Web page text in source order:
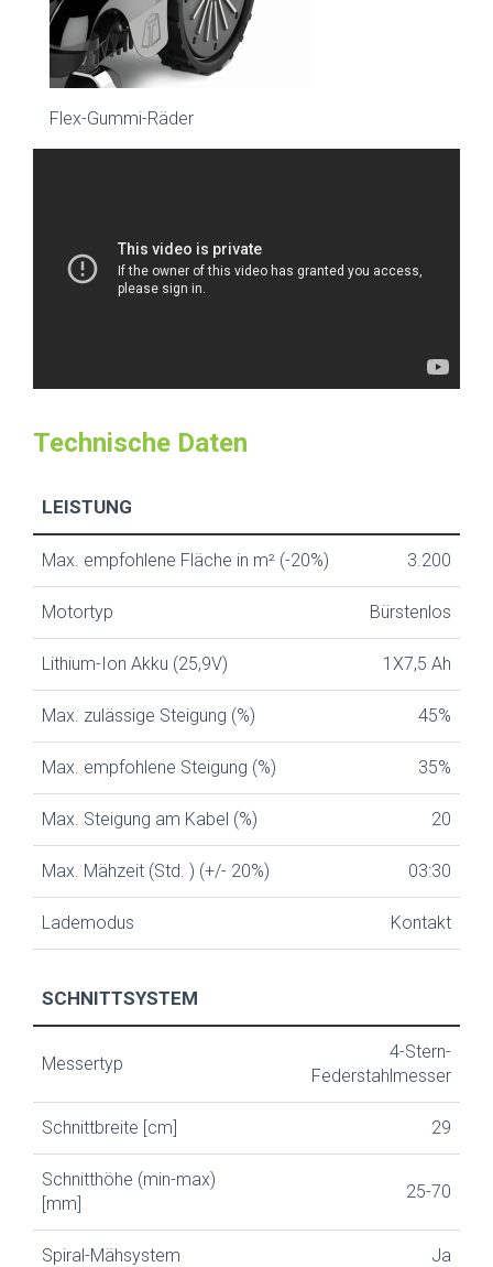
Flex-Gummi-Räder
Technische Daten
LEISTUNG
Max. empfohlene Fläche in m² (-20%) 3.200
Motortyp Bürstenlos
Lithium-Ion Akku (25,9V) 1X7,5 Ah
Max. zulässige Steigung (%) 45%
Max. empfohlene Steigung (%) 35%
Max. Steigung am Kabel (%) 20
Max. Mähzeit (Std. ) (+/- 20%) 03:30
Lademodus Kontakt
SCHNITTSYSTEM
Messertyp
4-Stern-
Federstahlmesser
Schnittbreite [cm] 29
Schnitthöhe (min-max)
[mm]
25-70
Spiral-Mähsystem Ja